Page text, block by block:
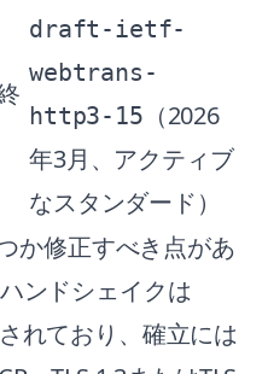
draft-ietf-
webtrans-
http3-15 （2026
年3月、アクティブ
なスタンダード）
か修正すべき点があ
ンドシェイクは
れており、確立には